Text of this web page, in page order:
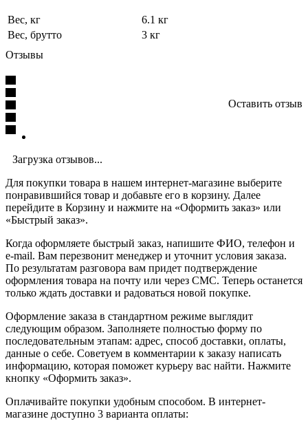
Вес, кг
6.1 кг
Вес, брутто
3 кг
Отзывы
Оставить отзыв
Загрузка отзывов...
Для покупки товара в нашем интернет-магазине выберите
понравившийся товар и добавьте его в корзину. Далее
перейдите в Корзину и нажмите на «Оформить заказ» или
«Быстрый заказ».
Когда оформляете быстрый заказ, напишите ФИО, телефон и
e-mail. Вам перезвонит менеджер и уточнит условия заказа.
По результатам разговора вам придет подтверждение
оформления товара на почту или через СМС. Теперь останется
только ждать доставки и радоваться новой покупке.
Оформление заказа в стандартном режиме выглядит
следующим образом. Заполняете полностью форму по
последовательным этапам: адрес, способ доставки, оплаты,
данные о себе. Советуем в комментарии к заказу написать
информацию, которая поможет курьеру вас найти. Нажмите
кнопку «Оформить заказ».
Оплачивайте покупки удобным способом. В интернет-
магазине доступно 3 варианта оплаты: